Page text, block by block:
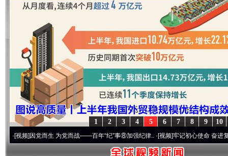
10
9
8
7
6
5
4
3
2
1
因党而生 为党而战——百年“纪”事⑧加强纪律..·[视频]牢记初心使命 奋进复兴征程丨“